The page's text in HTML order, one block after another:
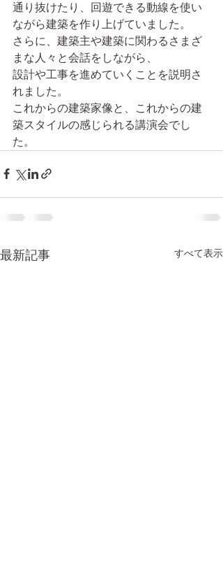
通り抜けたり、回遊できる動線を使い
ながら建築を作り上げていました。
さらに、建築主や建築に関わるさまざ
まな人々と会話をしながら、
設計や工事を進めていくことを説明さ
れました。
これからの建築家像と、これからの建
築スタイルの感じられる講演会でし
た。
最新記事 すべて表示